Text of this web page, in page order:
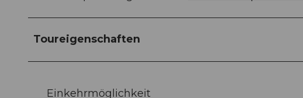
Toureigenschaften
Einkehrmöglichkeit